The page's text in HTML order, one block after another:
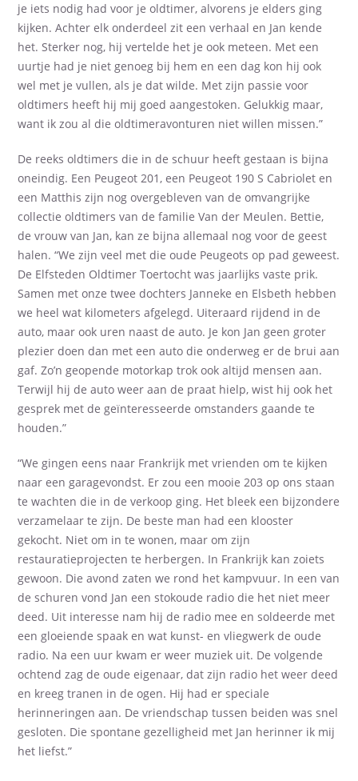
je iets nodig had voor je oldtimer, alvorens je elders ging
kijken. Achter elk onderdeel zit een verhaal en Jan kende
het. Sterker nog, hij vertelde het je ook meteen. Met een
uurtje had je niet genoeg bij hem en een dag kon hij ook
wel met je vullen, als je dat wilde. Met zijn passie voor
oldtimers heeft hij mij goed aangestoken. Gelukkig maar,
want ik zou al die oldtimeravonturen niet willen missen.”
De reeks oldtimers die in de schuur heeft gestaan is bijna
oneindig. Een Peugeot 201, een Peugeot 190 S Cabriolet en
een Matthis zijn nog overgebleven van de omvangrijke
collectie oldtimers van de familie Van der Meulen. Bettie,
de vrouw van Jan, kan ze bijna allemaal nog voor de geest
halen. “We zijn veel met die oude Peugeots op pad geweest.
De Elfsteden Oldtimer Toertocht was jaarlijks vaste prik.
Samen met onze twee dochters Janneke en Elsbeth hebben
we heel wat kilometers afgelegd. Uiteraard rijdend in de
auto, maar ook uren naast de auto. Je kon Jan geen groter
plezier doen dan met een auto die onderweg er de brui aan
gaf. Zo’n geopende motorkap trok ook altijd mensen aan.
Terwijl hij de auto weer aan de praat hielp, wist hij ook het
gesprek met de geïnteresseerde omstanders gaande te
houden.”
“We gingen eens naar Frankrijk met vrienden om te kijken
naar een garagevondst. Er zou een mooie 203 op ons staan
te wachten die in de verkoop ging. Het bleek een bijzondere
verzamelaar te zijn. De beste man had een klooster
gekocht. Niet om in te wonen, maar om zijn
restauratieprojecten te herbergen. In Frankrijk kan zoiets
gewoon. Die avond zaten we rond het kampvuur. In een van
de schuren vond Jan een stokoude radio die het niet meer
deed. Uit interesse nam hij de radio mee en soldeerde met
een gloeiende spaak en wat kunst- en vliegwerk de oude
radio. Na een uur kwam er weer muziek uit. De volgende
ochtend zag de oude eigenaar, dat zijn radio het weer deed
en kreeg tranen in de ogen. Hij had er speciale
herinneringen aan. De vriendschap tussen beiden was snel
gesloten. Die spontane gezelligheid met Jan herinner ik mij
het liefst.”